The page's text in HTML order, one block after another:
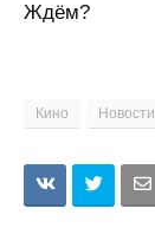
Ждём?
Кино Новости